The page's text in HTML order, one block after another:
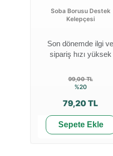
Soba Borusu Destek
Kelepçesi
Son dönemde ilgi ve
sipariş hızı yüksek
99,00 TL
%20
79,20 TL
Sepete Ekle